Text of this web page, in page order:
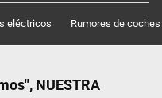
eléctricos Rumores de coches
NUESTRA